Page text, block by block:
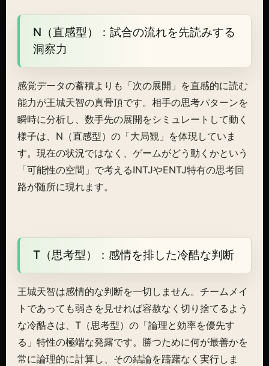
N（直感型）：試合の流れを先読みする
洞察力
感覚データの蓄積よりも「次の展開」を直感的に読む
能力が王城天智の真骨頂です。相手の思考パターンを
瞬時に分析し、数手先の展開をシミュレートして動く
様子は、N（直感型）の「大局観」を体現していま
す。現在の状況ではなく、ゲームがどう動くかという
「可能性の空間」で考えるINTJやENTJ特有の思考回
路が随所に現れます。
T（思考型）：感情を排した冷酷な判断
王城天智は感情的な判断を一切しません。チームメイ
トであっても弱さを見せれば容赦なく切り捨てるよう
な冷酷さは、T（思考型）の「論理と効率を優先す
る」特性の極端な発露です。勝つために何が最善かを
常に論理的に計算し、その結論を躊躇なく実行しま